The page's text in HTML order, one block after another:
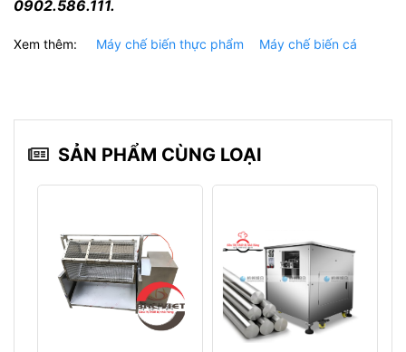
0902.586.111.
Xem thêm: Máy chế biến thực phẩm Máy chế biến cá
SẢN PHẨM CÙNG LOẠI